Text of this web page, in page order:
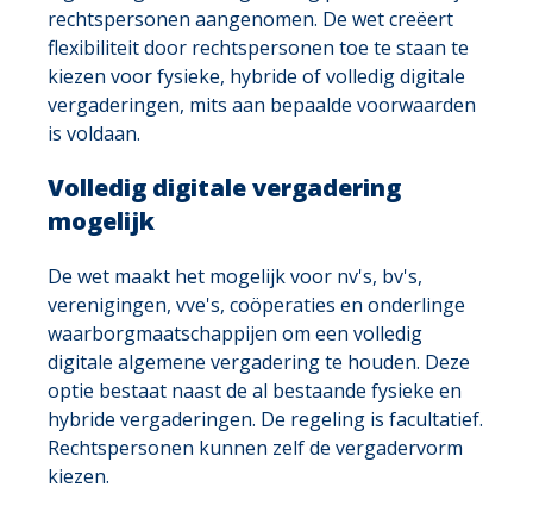
rechtspersonen aangenomen. De wet creëert
flexibiliteit door rechtspersonen toe te staan te
kiezen voor fysieke, hybride of volledig digitale
vergaderingen, mits aan bepaalde voorwaarden
is voldaan.
Volledig digitale vergadering
mogelijk
De wet maakt het mogelijk voor nv's, bv's,
verenigingen, vve's, coöperaties en onderlinge
waarborgmaatschappijen om een volledig
digitale algemene vergadering te houden. Deze
optie bestaat naast de al bestaande fysieke en
hybride vergaderingen. De regeling is facultatief.
Rechtspersonen kunnen zelf de vergadervorm
kiezen.